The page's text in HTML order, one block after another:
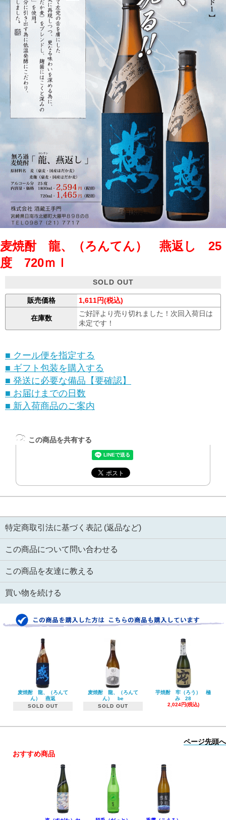
麦焼酎 龍、（ろんてん） 燕返し 25
度 720ｍｌ
SOLD OUT
販売価格 1,611円(税込)
在庫数
ご好評より売り切れました！次回入荷日は
未定です！
■ クール便を指定する
■ ギフト包装を購入する
■ 発送に必要な備品【要確認】
■ お届けまでの日数
■ 新入荷商品のご案内
この商品を共有する
特定商取引法に基づく表記 (返品など)
この商品について問い合わせる
この商品を友達に教える
買い物を続ける
麦焼酎 龍、（ろんて
ん） 燕返
SOLD OUT
麦焼酎 龍、（ろんて
ん） be
SOLD OUT
芋焼酎 牢（ろう） 極
み 28
2,024円(税込)
ページ先頭へ
おすすめ商品